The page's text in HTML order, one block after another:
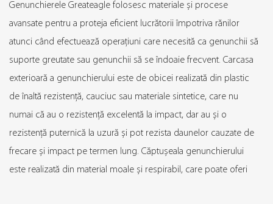
Genunchierele Greateagle folosesc materiale și procese
avansate pentru a proteja eficient lucrătorii împotriva rănilor
atunci când efectuează operațiuni care necesită ca genunchii să
suporte greutate sau genunchii să se îndoaie frecvent. Carcasa
exterioară a genunchierului este de obicei realizată din plastic
de înaltă rezistență, cauciuc sau materiale sintetice, care nu
numai că au o rezistență excelentă la impact, dar au și o
rezistență puternică la uzură și pot rezista daunelor cauzate de
frecare și impact pe termen lung. Căptușeala genunchierului
este realizată din material moale și respirabil, care poate oferi